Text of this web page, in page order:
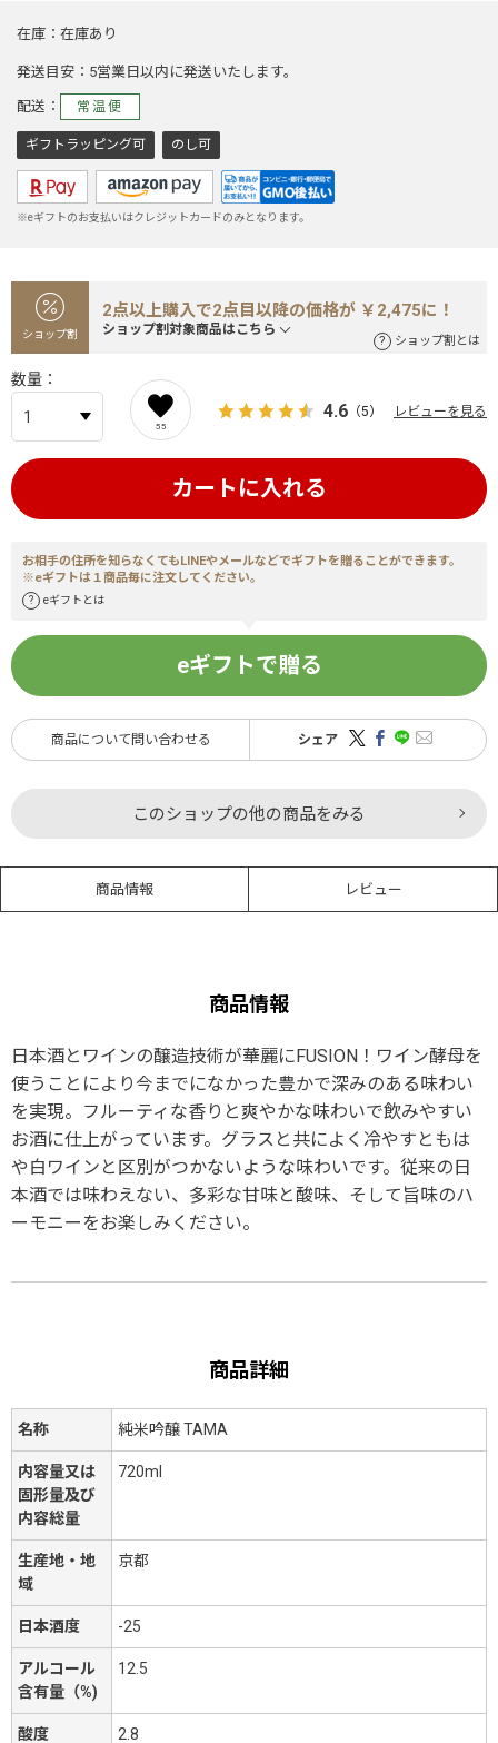
在庫 在庫あり
発送目安 5営業日以内に発送いたします。
配送 常温便
ギフトラッピング可 のし可
※eギフトのお支払いはクレジットカードのみとなります。
ショップ割
2点以上購入で2点目以降の価格が ￥2,475に！
ショップ割対象商品はこちら
ショップ割とは
数量
55
4.6 （5） レビューを見る
カートに入れる
お相手の住所を知らなくてもLINEやメールなどでギフトを贈ることができます。
※eギフトは１商品毎に注文してください。
eギフトとは
eギフトで贈る
商品について問い合わせる シェア
このショップの他の商品をみる
商品情報 レビュー
商品情報
日本酒とワインの醸造技術が華麗にFUSION！ワイン酵母を
使うことにより今までになかった豊かで深みのある味わい
を実現。フルーティな香りと爽やかな味わいで飲みやすい
お酒に仕上がっています。グラスと共によく冷やすともは
や白ワインと区別がつかないような味わいです。従来の日
本酒では味わえない、多彩な甘味と酸味、そして旨味のハ
ーモニーをお楽しみください。
商品詳細
名称 純米吟醸 TAMA
内容量又は
固形量及び
内容総量
720ml
生産地・地
域
京都
日本酒度 -25
アルコール
含有量（%)
12.5
酸度 2.8